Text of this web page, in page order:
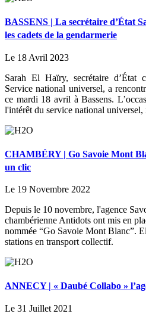
BASSENS | La secrétaire d’État
les cadets de la gendarmerie
Le 18 Avril 2023
Sarah El Haïry, secrétaire d’État
Service national universel, a
ce mardi 18 avril à Bassens.
l'intérêt du service national universel,
CHAMBÉRY | Go Savoie Mont
un clic
Le 19 Novembre 2022
Depuis le 10 novembre, l'agence
chambérienne Antidots ont mis en
nommée “Go Savoie Mont Blanc”.
stations en transport collectif.
ANNECY | « Daubé Collabo »
Le 31 Juillet 2021